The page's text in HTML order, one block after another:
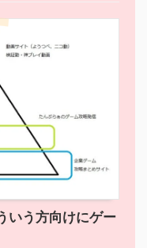
いう方向けにゲー